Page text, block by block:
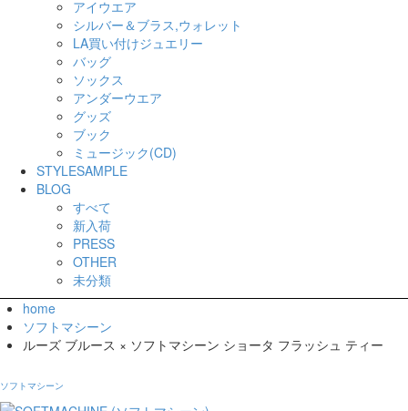
アイウエア
シルバー＆ブラス,ウォレット
LA買い付けジュエリー
バッグ
ソックス
アンダーウエア
グッズ
ブック
ミュージック(CD)
STYLESAMPLE
BLOG
すべて
新入荷
PRESS
OTHER
未分類
home
ソフトマシーン
ルーズ ブルース × ソフトマシーン ショータ フラッシュ ティー
ソフトマシーン